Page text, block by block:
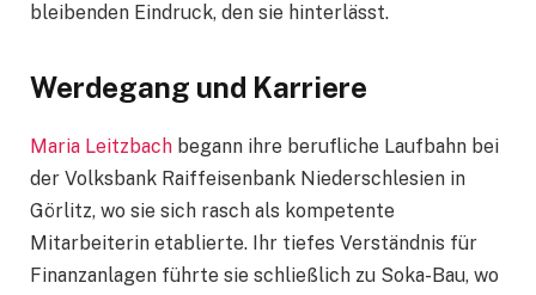
bleibenden Eindruck, den sie hinterlässt.
Werdegang und Karriere
Maria Leitzbach begann ihre berufliche Laufbahn bei
der Volksbank Raiffeisenbank Niederschlesien in
Görlitz, wo sie sich rasch als kompetente
Mitarbeiterin etablierte. Ihr tiefes Verständnis für
Finanzanlagen führte sie schließlich zu Soka-Bau, wo